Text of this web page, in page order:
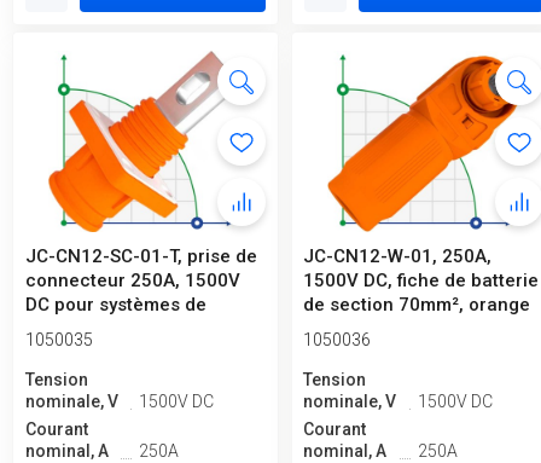
JC-CN12-SC-01-T, prise de
connecteur 250A, 1500V
DC pour systèmes de
stockage...
1050035
Tension
nominale, V
1500V DC
Courant
nominal, A
250A
JC-CN12-W-01, 250A,
1500V DC, fiche de batterie
de section 70mm², orange
1050036
Tension
nominale, V
1500V DC
Courant
nominal, A
250A